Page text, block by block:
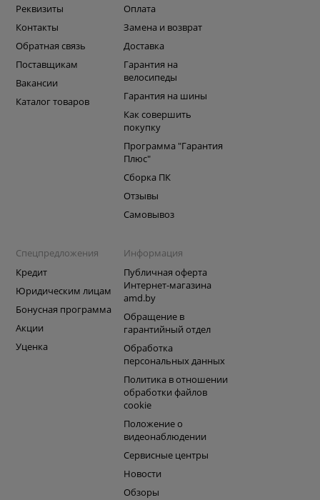
Реквизиты
Контакты
Обратная связь
Поставщикам
Вакансии
Каталог товаров
Оплата
Замена и возврат
Доставка
Гарантия на
велосипеды
Гарантия на шины
Как совершить
покупку
Программа "Гарантия
Плюс"
Сборка ПК
Отзывы
Самовывоз
Спецпредложения
Кредит
Юридическим лицам
Бонусная программа
Акции
Уценка
Информация
Публичная оферта
Интернет-магазина
amd.by
Обращение в
гарантийный отдел
Обработка
персональных данных
Политика в отношении
обработки файлов
cookie
Положение о
видеонаблюдении
Сервисные центры
Новости
Обзоры